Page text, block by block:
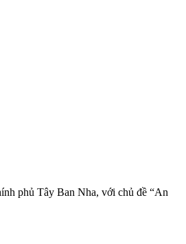
phủ Tây Ban Nha, với chủ đề “An